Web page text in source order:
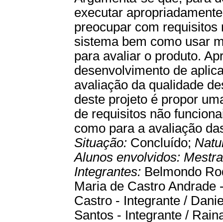
executar
preocupar com requisitos
sistema bem como usar
para avaliar o produto.
desenvolvimento de
avaliação da qualidade
deste projeto é propor
de requisitos não
como para a avaliação
Situação: Concluído;
Alunos envolvidos:
Integrantes: Belmondo
Maria de Castro Andrade
Castro - Integrante /
Santos - Integrante /